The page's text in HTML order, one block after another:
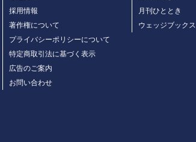
採用情報
著作権について
プライバシーポリシーについて
特定商取引法に基づく表示
広告のご案内
お問い合わせ
月刊ひととき
ウェッジブックス